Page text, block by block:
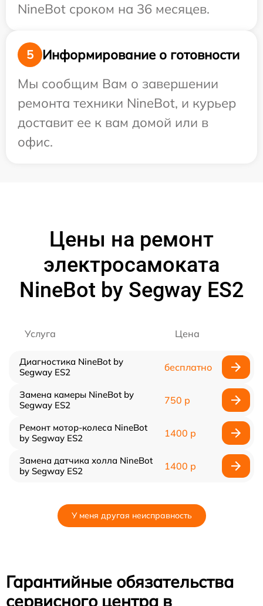
NineBot сроком на 36 месяцев.
5
Информирование о готовности
Мы сообщим Вам о завершении
ремонта техники NineBot, и курьер
доставит ее к вам домой или в
офис.
Цены на ремонт
электросамоката
NineBot by Segway ES2
Услуга Цена
Диагностика NineBot by
Segway ES2
бесплатно
Замена камеры NineBot by
Segway ES2
750 р
Ремонт мотор-колеса NineBot
by Segway ES2
1400 р
Замена датчика холла NineBot
by Segway ES2
1400 р
У меня другая неисправность
Гарантийные обязательства
сервисного центра в